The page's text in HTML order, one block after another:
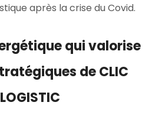
après la crise du Covid.
qui valorise
de CLIC
LOGISTIC